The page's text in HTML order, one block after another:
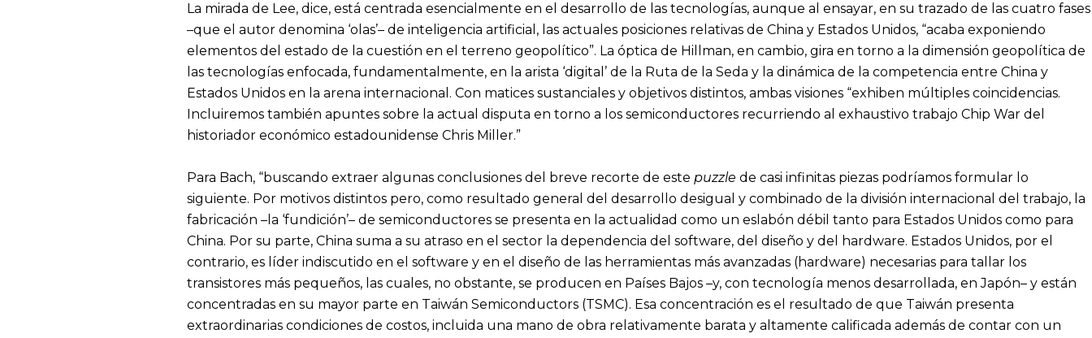
La mirada de Lee, dice, está centrada esencialmente en el desarrollo de las tecnologías, aunque al ensayar, en su trazado de las cuatro fases
–que el autor denomina ‘olas’– de inteligencia artificial, las actuales posiciones relativas de China y Estados Unidos, “acaba exponiendo
elementos del estado de la cuestión en el terreno geopolítico”. La óptica de Hillman, en cambio, gira en torno a la dimensión geopolítica de
las tecnologías enfocada, fundamentalmente, en la arista ‘digital’ de la Ruta de la Seda y la dinámica de la competencia entre China y
Estados Unidos en la arena internacional. Con matices sustanciales y objetivos distintos, ambas visiones “exhiben múltiples coincidencias.
Incluiremos también apuntes sobre la actual disputa en torno a los semiconductores recurriendo al exhaustivo trabajo Chip War del
historiador económico estadounidense Chris Miller.”
Para Bach, “buscando extraer algunas conclusiones del breve recorte de este puzzle de casi infinitas piezas podríamos formular lo
siguiente. Por motivos distintos pero, como resultado general del desarrollo desigual y combinado de la división internacional del trabajo, la
fabricación –la ‘fundición’– de semiconductores se presenta en la actualidad como un eslabón débil tanto para Estados Unidos como para
China. Por su parte, China suma a su atraso en el sector la dependencia del software, del diseño y del hardware. Estados Unidos, por el
contrario, es líder indiscutido en el software y en el diseño de las herramientas más avanzadas (hardware) necesarias para tallar los
transistores más pequeños, las cuales, no obstante, se producen en Países Bajos –y, con tecnología menos desarrollada, en Japón– y están
concentradas en su mayor parte en Taiwán Semiconductors (TSMC). Esa concentración es el resultado de que Taiwán presenta
extraordinarias condiciones de costos, incluida una mano de obra relativamente barata y altamente calificada además de contar con un